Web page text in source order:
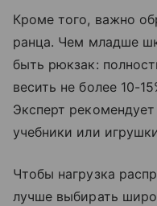
Кроме того, важно
ранца. Чем младше
быть рюкзак:
весить не более 10-
Эксперт
учебники или
Чтобы нагрузка
лучше выбирать